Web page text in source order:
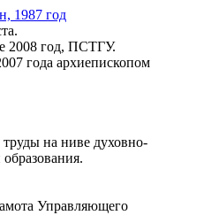
2008 год, ПСТГУ.
года архиепископом
труды на ниве духовно-
Управляющего